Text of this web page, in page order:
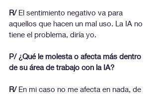
R/ El sentimiento negativo va para
aquellos que hacen un mal uso. La IA no
tiene el problema, diría yo.
P/ ¿Qué le molesta o afecta más dentro
de su área de trabajo con la IA?
R/ En mi caso no me afecta en nada, de